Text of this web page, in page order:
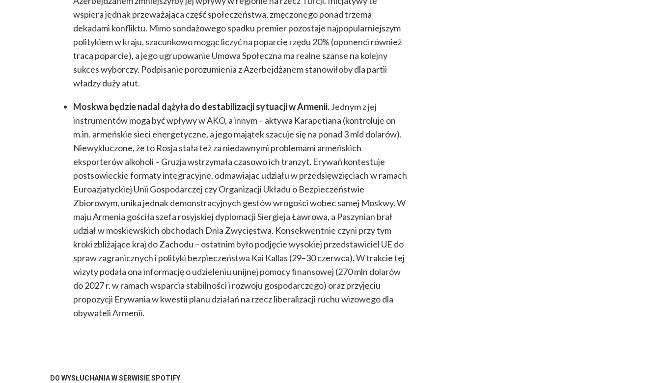
wspiera jednak przeważająca część społeczeństwa, zmęczonego ponad trzema
dekadami konfliktu. Mimo sondażowego spadku premier pozostaje najpopularniejszym
politykiem w kraju, szacunkowo mogąc liczyć na poparcie rzędu 20% (oponenci również
tracą poparcie), a jego ugrupowanie Umowa Społeczna ma realne szanse na kolejny
sukces wyborczy. Podpisanie porozumienia z Azerbejdżanem stanowiłoby dla partii
władzy duży atut.
Moskwa będzie nadal dążyła do destabilizacji sytuacji w Armenii.Jednym z jej
instrumentów mogą być wpływy w AKO, a innym – aktywa Karapetiana (kontroluje on
m.in. armeńskie sieci energetyczne, a jego majątek szacuje się na ponad 3 mld dolarów).
Niewykluczone, że to Rosja stała też za niedawnymi problemami armeńskich
eksporterów alkoholi – Gruzja wstrzymała czasowo ich tranzyt. Erywań kontestuje
postsowieckie formaty integracyjne, odmawiając udziału w przedsięwzięciach w ramach
Euroazjatyckiej Unii Gospodarczej czy Organizacji Układu o Bezpieczeństwie
Zbiorowym, unika jednak demonstracyjnych gestów wrogości wobec samej Moskwy. W
maju Armenia gościła szefa rosyjskiej dyplomacji Siergieja Ławrowa, a Paszynian brał
udział w moskiewskich obchodach Dnia Zwycięstwa. Konsekwentnie czyni przy tym
kroki zbliżające kraj do Zachodu – ostatnim było podjęcie wysokiej przedstawiciel UE do
spraw zagranicznych i polityki bezpieczeństwa Kai Kallas (29–30 czerwca). W trakcie tej
wizyty podała ona informację o udzieleniu unijnej pomocy finansowej (270 mln dolarów
do 2027 r. w ramach wsparcia stabilności i rozwoju gospodarczego) oraz przyjęciu
propozycji Erywania w kwestii planu działań na rzecz liberalizacji ruchu wizowego dla
obywateli Armenii.
DO WYSŁUCHANIA W SERWISIE SPOTIFY